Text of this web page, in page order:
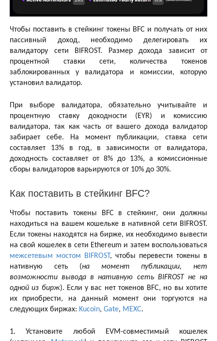
Чтобы поставить в стейкинг токены BFC и получать от них
пассивный доход, необходимо делегировать их
валидатору сети BIFROST. Размер дохода зависит от
процентной ставки сети, количества токенов
заблокированных у валидатора и комиссии, которую
установил валидатор.
При выборе валидатора, обязательно учитывайте и
процентную ставку доходности (EYR) и комиссию
валидатора, так как часть от вашего дохода валидатор
забирает себе. На момент публикации, ставка сети
составляет 13% в год, в зависимости от валидатора,
доходность составляет от 8% до 13%, а комиссионные
сборы валидаторов варьируются от 10% до 30%.
Как поставить в стейкинг BFC?
Чтобы поставить токены BFC в стейкинг, они должны
находиться на вашем кошельке в нативной сети BIFROST.
Если токены находятся на бирже, их необходимо вывести
на свой кошелек в сети Ethereum и затем воспользоваться
межсетевым мостом BIFROST , чтобы перевести токены в
нативную сеть (на момент публикации, нет
возможности вывода в нативную сеть BIFROST не на
одной из бирж). Если у вас нет токенов BFC, но вы хотите
их приобрести, на данный момент они торгуются на
следующих биржах: Kucoin, Gate, MEXC.
1. Установите любой EVM-совместимый кошелек